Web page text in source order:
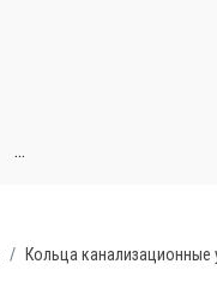
...
Кольца канализационные